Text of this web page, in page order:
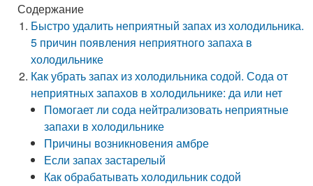
Содержание
Быстро удалить неприятный запах из холодильника.
5 причин появления неприятного запаха в
холодильнике
Как убрать запах из холодильника содой. Сода от
неприятных запахов в холодильнике: да или нет
Помогает ли сода нейтрализовать неприятные
запахи в холодильнике
Причины возникновения амбре
Если запах застарелый
Как обрабатывать холодильник содой